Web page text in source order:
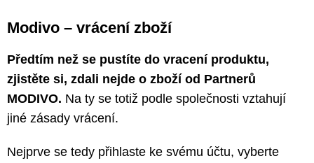
Modivo – vrácení zboží
Předtím než se pustíte do vracení produktu,
zjistěte si, zdali nejde o zboží od Partnerů
MODIVO. Na ty se totiž podle společnosti vztahují
jiné zásady vrácení.
Nejprve se tedy přihlaste ke svému účtu, vyberte